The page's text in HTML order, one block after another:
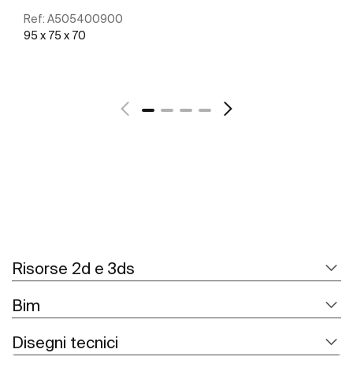
Ref: A505400900
95 x 75 x 70
Risorse 2d e 3ds
Bim
Disegni tecnici